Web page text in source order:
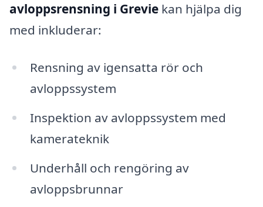
avloppsrensning i Grevie kan hjälpa dig
med inkluderar:
Rensning av igensatta rör och
avloppssystem
Inspektion av avloppssystem med
kamerateknik
Underhåll och rengöring av
avloppsbrunnar